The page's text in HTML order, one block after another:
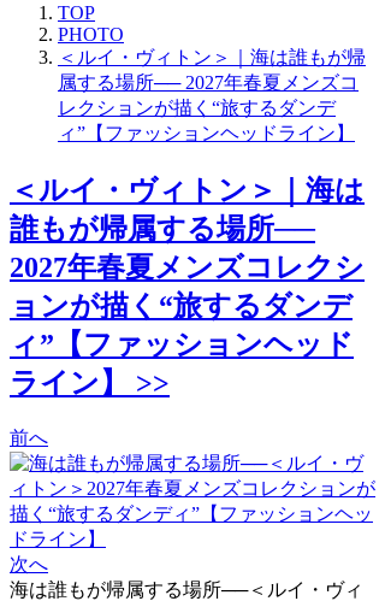
TOP
PHOTO
＜ルイ・ヴィトン＞｜海は誰もが帰
属する場所── 2027年春夏メンズコ
レクションが描く“旅するダンデ
ィ”【ファッションヘッドライン】
＜ルイ・ヴィトン＞｜海は
誰もが帰属する場所──
2027年春夏メンズコレクシ
ョンが描く“旅するダンデ
ィ”【ファッションヘッド
ライン】 >>
前へ
次へ
海は誰もが帰属する場所──＜ルイ・ヴィ